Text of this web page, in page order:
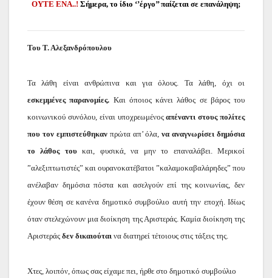
ΟΥΤΕ ΕΝΑ..! Σήμερα, το ίδιο ‘’έργο’’ παίζεται σε επανάληψη;
Του Τ. Αλεξανδρόπουλου
Τα λάθη είναι ανθρώπινα και για όλους. Τα λάθη, όχι οι
εσκεμμένες παρανομίες. Και όποιος κάνει λάθος σε βάρος του
κοινωνικού συνόλου, είναι υποχρεωμένοςαπέναντι στους πολίτες
που τον εμπιστεύθηκαν πρώτα απ’ όλα,να αναγνωρίσει δημόσια
το λάθος τουκαι, φυσικά, να μην το επαναλάβει. Μερικοί
”αλεξιπτωτιστές” και ουρανοκατέβατοι ”καλαμοκαβαλάρηδες” που
ανέλαβαν δημόσια πόστα και ασελγούν επί της κοινωνίας, δεν
έχουν θέση σε κανένα δημοτικό συμβούλιο αυτή την εποχή. Ιδίως
όταν στελεχώνουν μια διοίκηση της Αριστεράς. Καμία διοίκηση της
Αριστεράς δεν δικαιούται να διατηρεί τέτοιους στις τάξεις της.
Χτες, λοιπόν, όπως σας είχαμε πει, ήρθε στο δημοτικό συμβούλιο